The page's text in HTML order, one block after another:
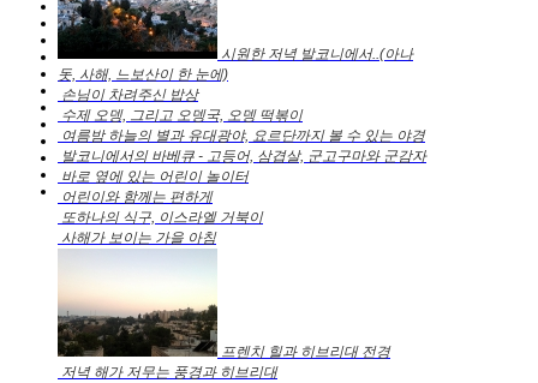
시원한 저녁 발코니에서..(아나
돗, 사해, 느보산이 한 눈에)
손님이 차려주신 밥상
수제 오뎅, 그리고 오뎅국, 오뎅 떡볶이
여름밤 하늘의 별과 유대광야, 요르단까지 볼 수 있는 야경
발코니에서의 바베큐 - 고등어, 삼겹살, 군고구마와 군감자
바로 옆에 있는 어린이 놀이터
어린이와 함께는 편하게
또하나의 식구, 이스라엘 거북이
사해가 보이는 가을 아침
프렌치 힐과 히브리대 전경
저녁 해가 저무는 풍경과 히브리대